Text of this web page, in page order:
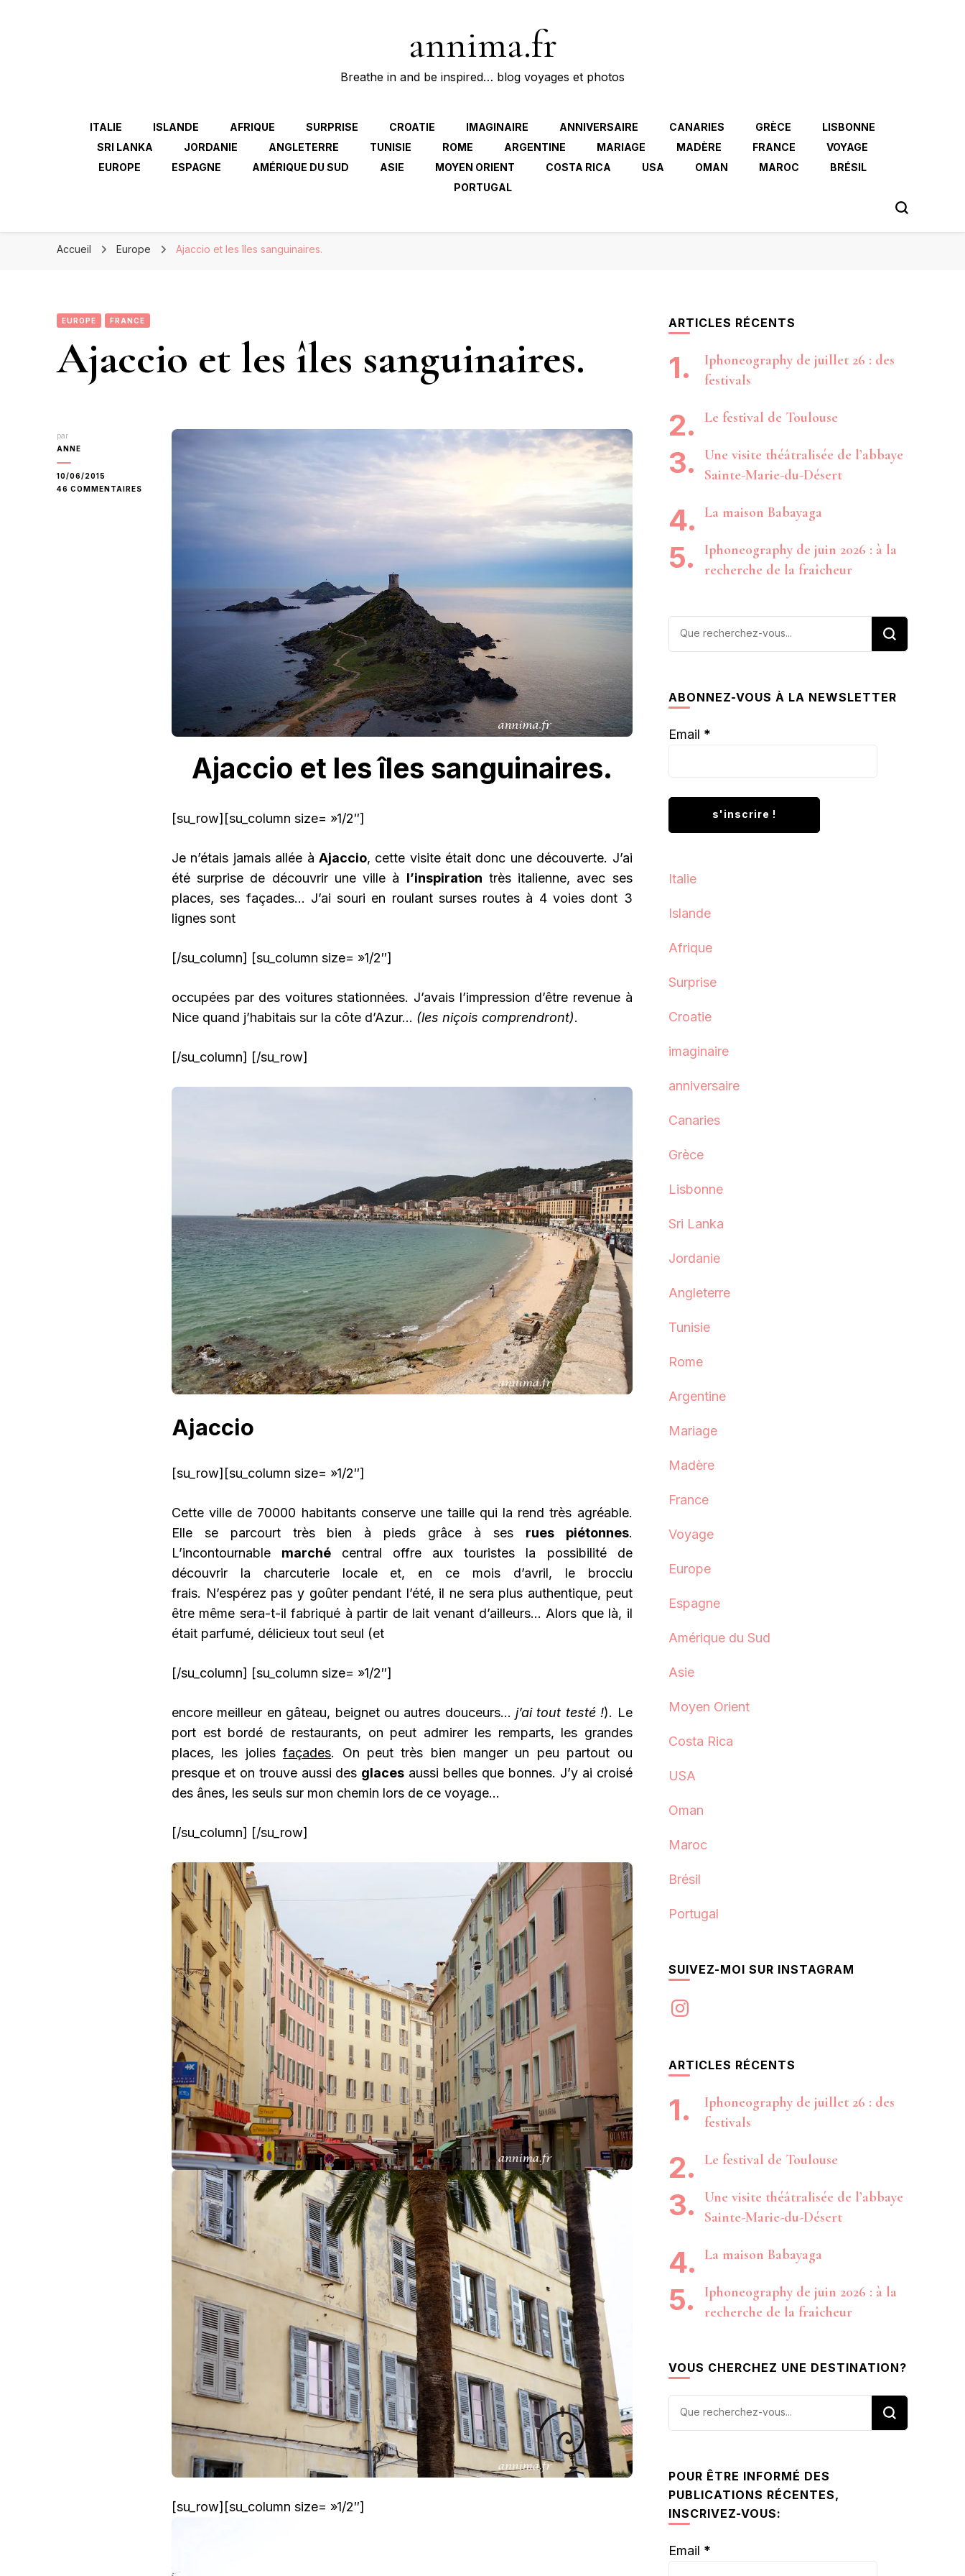
annima.fr
Breathe in and be inspired… blog voyages et photos
ITALIE ISLANDE AFRIQUE SURPRISE CROATIE IMAGINAIRE ANNIVERSAIRE CANARIES GRÈCE
LISBONNE
SRI LANKA
JORDANIE ANGLETERRE TUNISIE ROME ARGENTINE MARIAGE MADÈRE FRANCE
VOYAGE
EUROPE
ESPAGNE AMÉRIQUE DU SUD ASIE MOYEN ORIENT COSTA RICA USA OMAN MAROC
BRÉSIL
PORTUGAL
Accueil Europe Ajaccio et les îles sanguinaires.
EUROPE FRANCE
Ajaccio et les îles sanguinaires.
par
ANNE
10/06/2015
46 COMMENTAIRES
Ajaccio et les îles sanguinaires.
[su_row][su_column size= »1/2″]
Je n’étais jamais allée à Ajaccio, cette visite était donc une découverte. J’ai
été surprise de découvrir une ville à l’inspiration très italienne, avec ses
places, ses façades… J’ai souri en roulant surses routes à 4 voies dont 3
lignes sont
[/su_column] [su_column size= »1/2″]
occupées par des voitures stationnées. J’avais l’impression d’être revenue à
Nice quand j’habitais sur la côte d’Azur… (les niçois comprendront).
[/su_column] [/su_row]
Ajaccio
[su_row][su_column size= »1/2″]
Cette ville de 70000 habitants conserve une taille qui la rend très agréable.
Elle se parcourt très bien à pieds grâce à ses rues piétonnes.
L’incontournable marché central offre aux touristes la possibilité de
découvrir la charcuterie locale et, en ce mois d’avril, le brocciu
frais. N’espérez pas y goûter pendant l’été, il ne sera plus authentique, peut
être même sera-t-il fabriqué à partir de lait venant d’ailleurs… Alors que là, il
était parfumé, délicieux tout seul (et
[/su_column] [su_column size= »1/2″]
encore meilleur en gâteau, beignet ou autres douceurs…j’ai tout testé !). Le
port est bordé de restaurants, on peut admirer les remparts, les grandes
places, les joliesfaçades. On peut très bien manger un peu partout ou
presque et on trouve aussi des glaces aussi belles que bonnes. J’y ai croisé
des ânes, les seuls sur mon chemin lors de ce voyage…
[/su_column] [/su_row]
[su_row][su_column size= »1/2″]
ARTICLES RÉCENTS
Iphoneography de juillet 26 : des
festivals
Le festival de Toulouse
Une visite théâtralisée de l’abbaye
Sainte-Marie-du-Désert
La maison Babayaga
Iphoneography de juin 2026 : à la
recherche de la fraîcheur
Vous
ABONNEZ-VOUS À LA NEWSLETTER
Email *
Italie
Islande
Afrique
Surprise
Croatie
imaginaire
anniversaire
Canaries
Grèce
Lisbonne
Sri Lanka
Jordanie
Angleterre
Tunisie
Rome
Argentine
Mariage
Madère
France
Voyage
Europe
Espagne
Amérique du Sud
Asie
Moyen Orient
Costa Rica
USA
Oman
Maroc
Brésil
Portugal
SUIVEZ-MOI SUR INSTAGRAM
Instagram
ARTICLES RÉCENTS
Iphoneography de juillet 26 : des
festivals
Le festival de Toulouse
Une visite théâtralisée de l’abbaye
Sainte-Marie-du-Désert
La maison Babayaga
Iphoneography de juin 2026 : à la
recherche de la fraîcheur
VOUS CHERCHEZ UNE DESTINATION?
Vous
POUR ÊTRE INFORMÉ DES
PUBLICATIONS RÉCENTES,
INSCRIVEZ-VOUS:
Email *